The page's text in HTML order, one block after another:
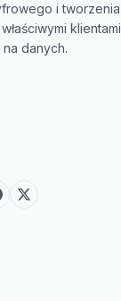
i tworzenia
klientami
danych.